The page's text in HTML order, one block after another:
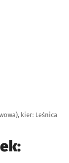
kier: Leśnica